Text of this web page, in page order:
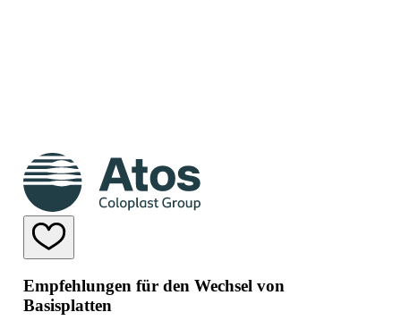
Empfehlungen für den Wechsel von
Basisplatten